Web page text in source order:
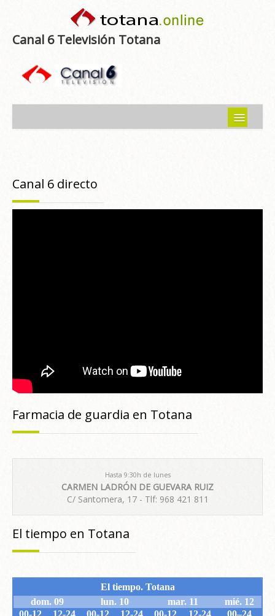
Canal 6 Televisión Totana
Programas emitidos
Canal 6 directo
Farmacia de guardia en Totana
Hasta 9:30h de lunes
CARMEN LADRÓN DE GUEVARA RUIZ
C/ Santomera, 17 - Tlf: 968 421 811
El tiempo en Totana